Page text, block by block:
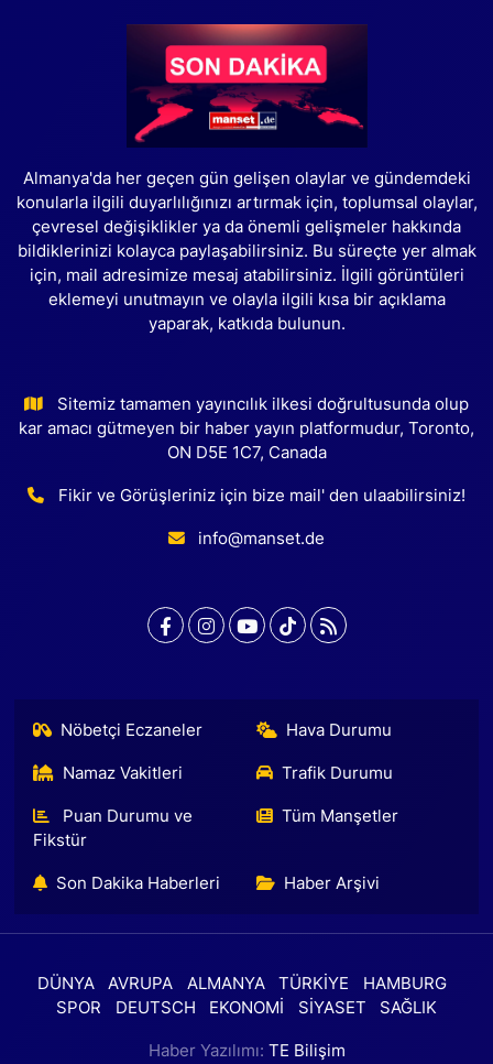
Almanya'da her geçen gün gelişen olaylar ve gündemdeki
konularla ilgili duyarlılığınızı artırmak için, toplumsal olaylar,
çevresel değişiklikler ya da önemli gelişmeler hakkında
bildiklerinizi kolayca paylaşabilirsiniz. Bu süreçte yer almak
için, mail adresimize mesaj atabilirsiniz. İlgili görüntüleri
eklemeyi unutmayın ve olayla ilgili kısa bir açıklama
yaparak, katkıda bulunun.
Sitemiz tamamen yayıncılık ilkesi doğrultusunda olup
kar amacı gütmeyen bir haber yayın platformudur, Toronto,
ON D5E 1C7, Canada
Fikir ve Görüşleriniz için bize mail' den ulaabilirsiniz!
info@manset.de
Nöbetçi Eczaneler Hava Durumu
Namaz Vakitleri Trafik Durumu
Puan Durumu ve
Fikstür
Tüm Manşetler
Son Dakika Haberleri Haber Arşivi
DÜNYA AVRUPA ALMANYA TÜRKİYE
HAMBURG
SPOR
DEUTSCH EKONOMİ SİYASET SAĞLIK
Haber Yazılımı: TE Bilişim